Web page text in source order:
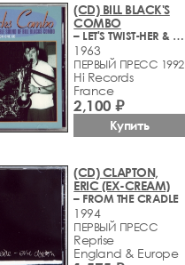
(CD) BILL BLACK'S
COMBO
– LET'S TWIST-HER & THE UNTOUCHABLE SOUND OF BILL BLACKS COMBO
1963
ПЕРВЫЙ ПРЕСС 1992
Hi Records
France
2,100 ₽
Купить
(CD) CLAPTON,
ERIC (EX-CREAM)
– FROM THE CRADLE
1994
ПЕРВЫЙ ПРЕСС
Reprise
England & Europe